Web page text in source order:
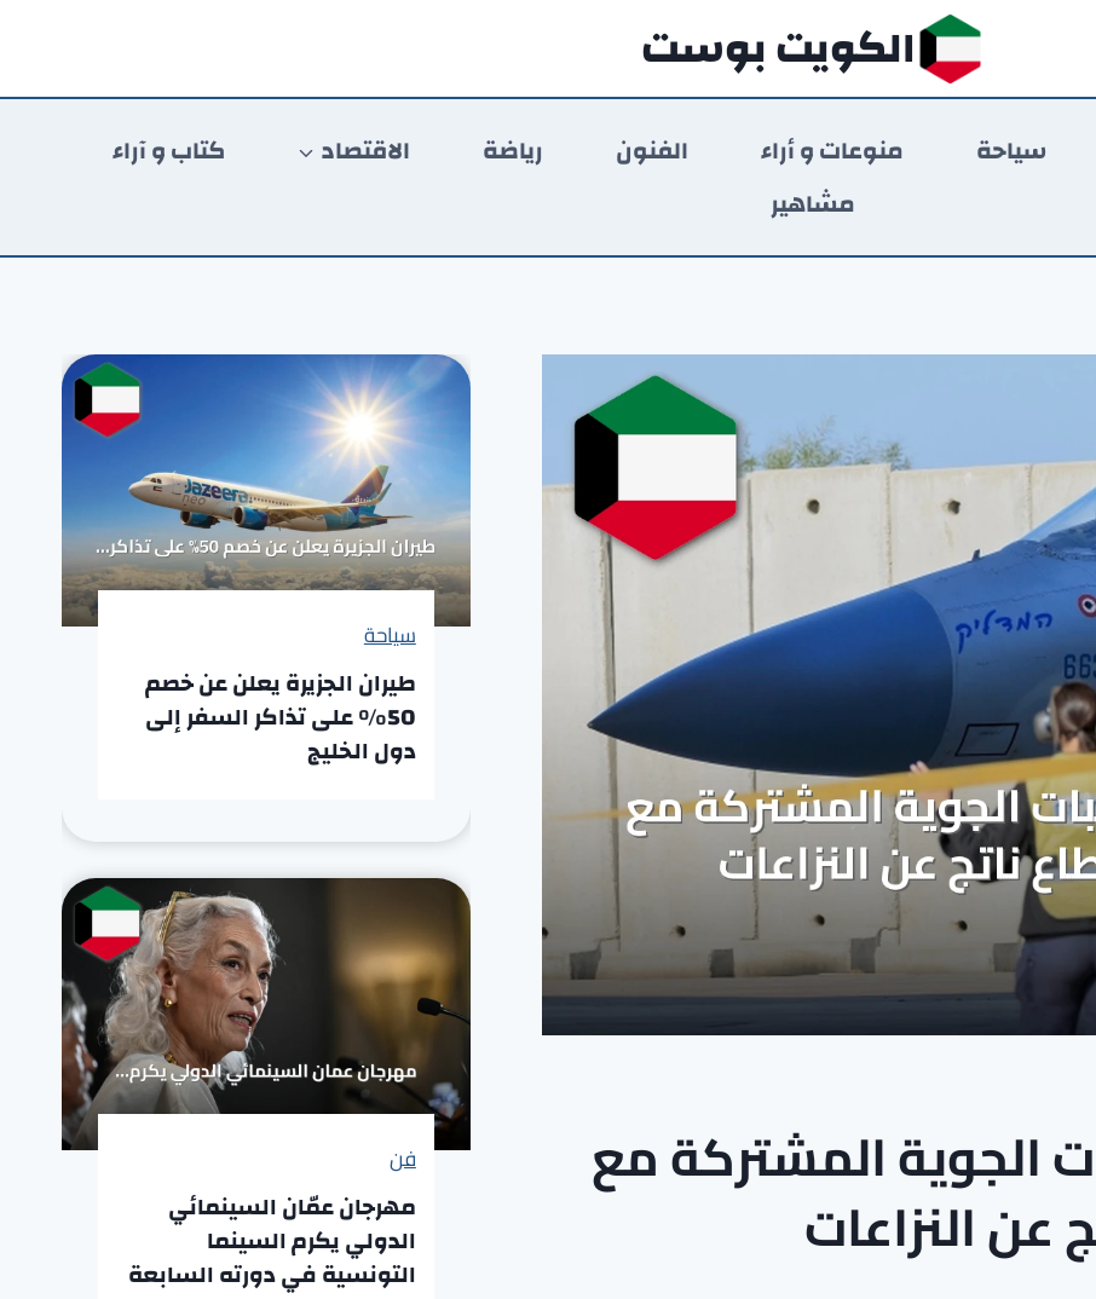
الكويت بوست
سياحة منوعات و أراء الفنون رياضة الاقتصاد
كتاب و آراء
مشاهير
الجوية المشتركة مع
عن النزاعات
سياحة
طيران الجزيرة يعلن عن خصم
50% على تذاكر السفر إلى
دول الخليج
فن
مهرجان عمّان السينمائي
الدولي يكرم السينما
التونسية في دورته السابعة